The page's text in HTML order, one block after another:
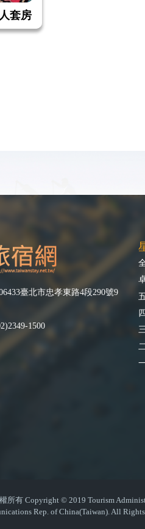
套房
臺北市忠孝東路4段290號9
1500
所有 Copyright © 2019 Tourism
Rep. of China(Taiwan). All